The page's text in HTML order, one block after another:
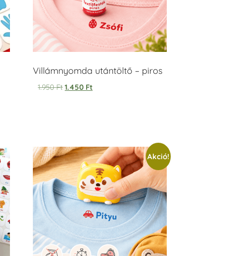
Villámnyomda utántöltő – piros
1.950Ft 1.450 Ft
Akció!